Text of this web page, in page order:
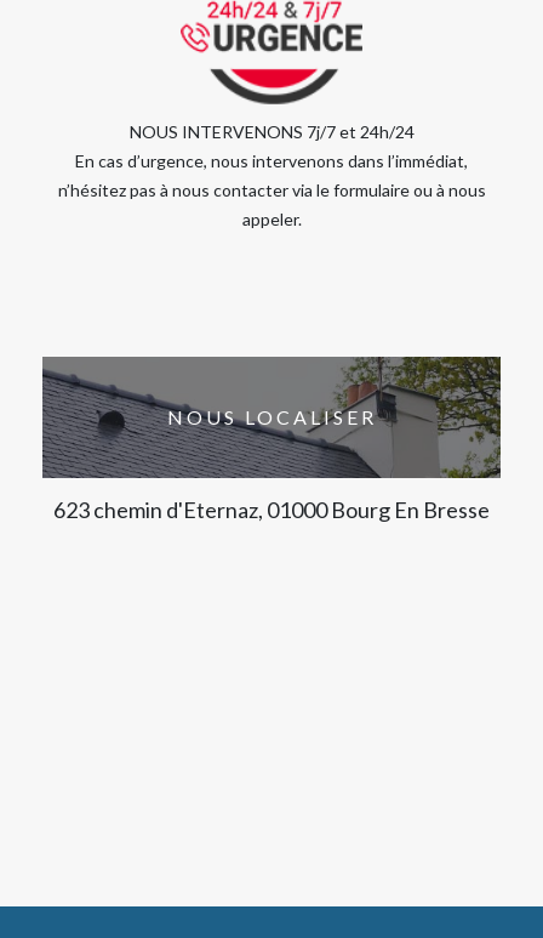
NOUS INTERVENONS 7j/7 et 24h/24
En cas d’urgence, nous intervenons dans l’immédiat,
n’hésitez pas à nous contacter via le formulaire ou à nous
appeler.
NOUS LOCALISER
623 chemin d'Eternaz, 01000 Bourg En Bresse